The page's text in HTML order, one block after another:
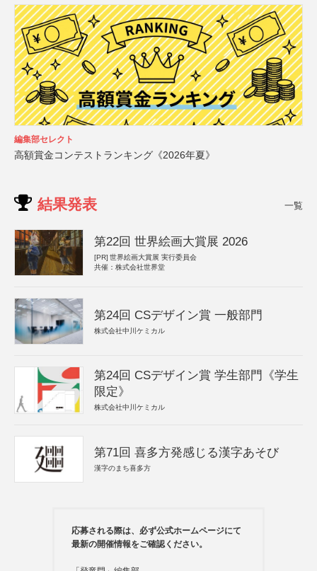
編集部セレクト
高額賞金コンテストランキング《2026年夏》
結果発表 一覧
第22回 世界絵画大賞展 2026
[PR] 世界絵画大賞展 実行委員会
共催：株式会社世界堂
第24回 CSデザイン賞 一般部門
株式会社中川ケミカル
第24回 CSデザイン賞 学生部門《学生
限定》
株式会社中川ケミカル
第71回 喜多方発感じる漢字あそび
漢字のまち喜多方
応募される際は、必ず公式ホームページにて
最新の開催情報をご確認ください。